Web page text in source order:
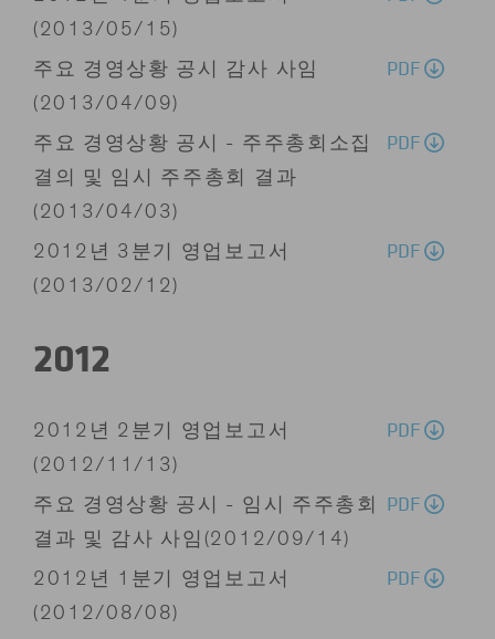
(2013/05/15)
주요 경영상황 공시 감사 사임
(2013/04/09)
PDF
주요 경영상황 공시 - 주주총회소집
결의 및 임시 주주총회 결과
(2013/04/03)
PDF
2012년 3분기 영업보고서
(2013/02/12)
PDF
2012
2012년 2분기 영업보고서
(2012/11/13)
PDF
주요 경영상황 공시 - 임시 주주총회
결과 및 감사 사임(2012/09/14)
PDF
2012년 1분기 영업보고서
(2012/08/08)
PDF